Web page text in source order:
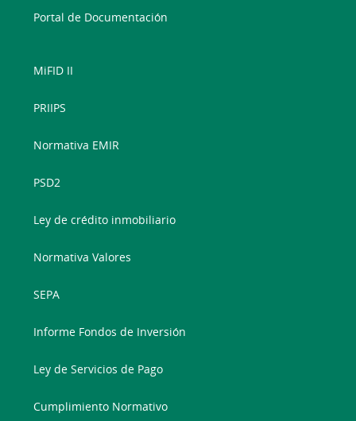
Portal de Documentación
MiFID II
PRIIPS
Normativa EMIR
PSD2
Ley de crédito inmobiliario
Normativa Valores
SEPA
Informe Fondos de Inversión
Ley de Servicios de Pago
Cumplimiento Normativo